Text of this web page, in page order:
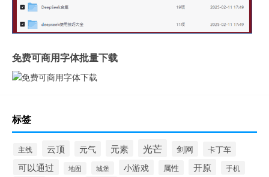
免费可商用字体批量下载
标签
主线 云顶 元气 元素 光芒 剑网 卡丁车
可以通过 地图 城堡 小游戏 属性 开原 手机